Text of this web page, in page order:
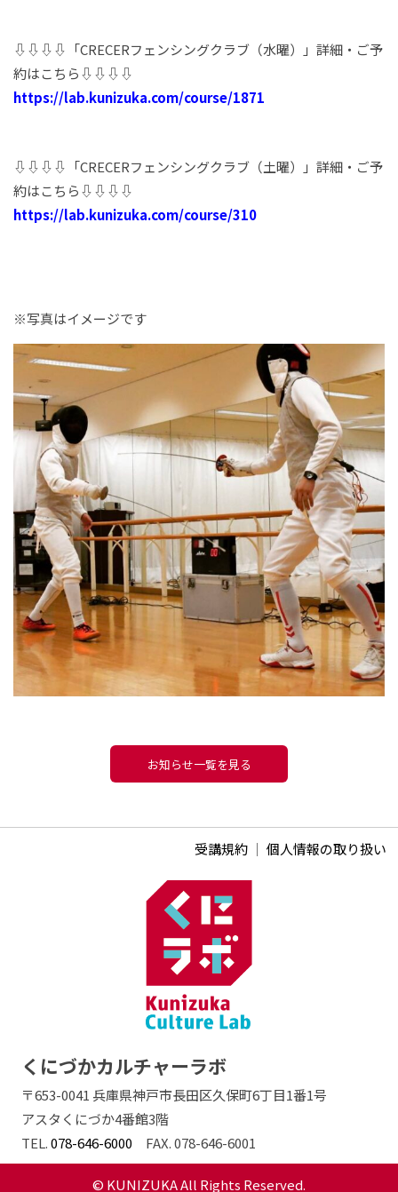
⇩⇩⇩⇩「CRECERフェンシングクラブ（水曜）」詳細・ご予
約はこちら⇩⇩⇩⇩
https://lab.kunizuka.com/course/1871
⇩⇩⇩⇩「CRECERフェンシングクラブ（土曜）」詳細・ご予
約はこちら⇩⇩⇩⇩
https://lab.kunizuka.com/course/310
※写真はイメージです
お知らせ一覧を見る
受講規約｜ 個人情報の取り扱い
くにづかカルチャーラボ
〒653-0041 兵庫県神戸市長田区久保町6丁目1番1号
アスタくにづか4番館3階
TEL.078-646-6000 FAX. 078-646-6001
© KUNIZUKA All Rights Reserved.